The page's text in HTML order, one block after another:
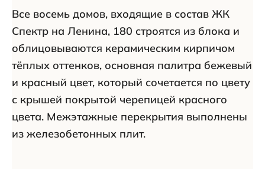
Все восемь домов, входящие в состав ЖК
Спектр на Ленина, 180 строятся из блока и
облицовываются керамическим кирпичом
тёплых оттенков, основная палитра бежевый
и красный цвет, который сочетается по цвету
с крышей покрытой черепицей красного
цвета. Межэтажные перекрытия выполнены
из железобетонных плит.